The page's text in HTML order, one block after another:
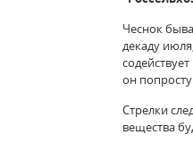
Чеснок
декаду
он
Стрелки
вещества